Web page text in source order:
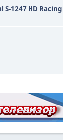
S-1247 HD Racing